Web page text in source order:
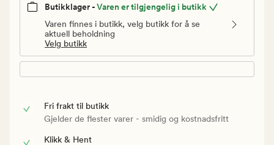
Butikklager -Varen er tilgjengelig i butikk
Varen finnes i butikk, velg butikk for å se
aktuell beholdning
Velg butikk
Fri frakt til butikk
Gjelder de flester varer - smidig og kostnadsfritt
Klikk & Hent